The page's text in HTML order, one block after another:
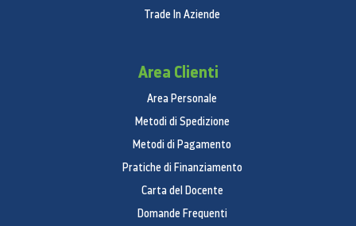
Trade In Aziende
Area Clienti
Area Personale
Metodi di Spedizione
Metodi di Pagamento
Pratiche di Finanziamento
Carta del Docente
Domande Frequenti